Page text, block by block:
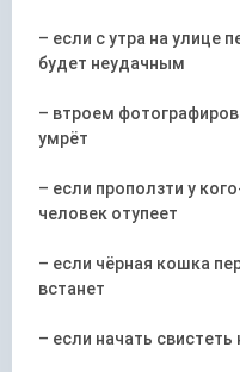
– если с утра на улице
будет неудачным
– втроем
умрёт
– если проползти у
человек отупеет
– если чёрная кошка
встанет
– если начать